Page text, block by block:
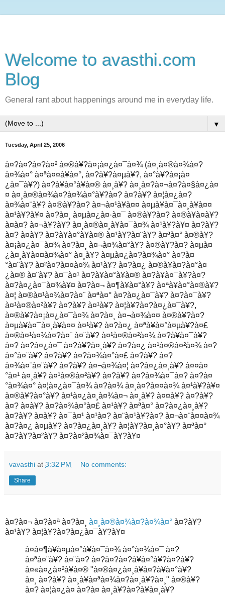
Welcome to avasthi.com
Blog
General rant about happenings around me in everyday life.
▼
Tuesday, April 25, 2006
à¤?à¤?à¤?à¤² à¤®à¥?à¤¡à¤¿à¤¯à¤¾ (à¤¸à¤®à¤¾à¤?
à¤¾à¤° à¤ªà¤¤à¥à¤°, à¤?à¥?à¤µà¥?, à¤°à¥?à¤¡à¤
¿à¤¯à¥?) à¤?à¥à¤°à¥à¤® à¤¸à¥? à¤¸à¤?à¤¬à¤?à¤§à¤¿à¤
¤ à¤¸à¤®à¤¾à¤?à¤¾à¤°à¥?à¤? à¤?à¥? à¤¦à¤¿à¤?
à¤¾à¤¨à¥? à¤®à¥?à¤? à¤¬à¤¹à¥à¤¤ à¤µà¥à¤¯à¤¸à¥à¤¤
à¤¹à¥?à¥¤ à¤?à¤¸ à¤µà¤¿à¤·à¤¯ à¤®à¥?à¤? à¤®à¥à¤à¥?
à¤à¤? à¤¬à¥?à¥? à¤¸à¤®à¤¸à¥à¤¯à¤¾ à¤¹à¥?à¥¤ à¤?à¥?
à¤? à¤­à¥? à¤?à¥à¤°à¥à¤® à¤¹à¥?à¤¨à¥? à¤ªà¤° à¤®à¥?
à¤¡à¤¿à¤¯à¤¾ à¤?à¤¸ à¤¬à¤¾à¤°à¥? à¤®à¥?à¤? à¤µà¤
¿à¤¸à¥à¤¤à¤¾à¤° à¤¸à¥? à¤µà¤¿à¤?à¤¾à¤° à¤?à¤
°à¤¨à¥? à¤²à¤?à¤¤à¤¾ à¤¹à¥? à¤?à¤¿ à¤®à¥à¤?à¤°à¤
¿à¤® à¤¨à¥? à¤¯à¤¹ à¤?à¥à¤°à¥à¤® à¤?à¥à¤¯à¥?à¤?
à¤?à¤¿à¤¯à¤¾à¥¤ à¤?à¤¬ à¤¶à¥à¤°à¥? à¤ªà¥à¤°à¤®à¥?
à¤¦ à¤®à¤¹à¤¾à¤?à¤¨ à¤ªà¤° à¤?à¤¿à¤¯à¥? à¤?à¤¯à¥?
à¤¹à¤®à¤²à¥? à¤?à¥? à¤¹à¥? à¤¦à¥?à¤?à¤¿à¤¯à¥?,
à¤®à¥?à¤¡à¤¿à¤¯à¤¾ à¤?à¤¸ à¤¬à¤¾à¤¤ à¤®à¥?à¤?
à¤µà¥à¤¯à¤¸à¥à¤¤ à¤¹à¥? à¤?à¤¿ à¤ªà¥à¤°à¤µà¥?à¤£
à¤®à¤¹à¤¾à¤?à¤¨ à¤¨à¥? à¤¹à¤®à¤²à¤¾ à¤?à¥à¤¯à¥?
à¤? à¤?à¤¿à¤¯ à¤?à¥?à¤¸à¥? à¤?à¤¿ à¤¹à¤®à¤²à¤¾ à¤?
à¤°à¤¨à¥? à¤?à¥? à¤?à¤¾à¤°à¤£ à¤?à¥? à¤?
à¤¾à¤¨à¤¨à¥? à¤?à¥? à¤¬à¤¾à¤¦ à¤?à¤¿à¤¸à¥? à¤¤à¤
°à¤¹ à¤¸à¥? à¤¹à¤®à¤²à¥? à¤?à¥? à¤?à¤¾à¤¯à¤? à¤?à¤
°à¤¾à¤° à¤¦à¤¿à¤¯à¤¾ à¤?à¤¾ à¤¸à¤?à¤¤à¤¾ à¤¹à¥?à¥¤
à¤®à¥?à¤°à¥? à¤¹à¤¿à¤¸à¤¾à¤¬ à¤¸à¥? à¤¤à¥? à¤?à¥?
à¤? à¤­à¥? à¤?à¤¾à¤°à¤£ à¤¹à¥? à¤ªà¤° à¤?à¤¿à¤¸à¥?
à¤?à¥? à¤­à¥? à¤¯à¤¹ à¤¹à¤? à¤¨à¤¹à¥?à¤? à¤¬à¤¨à¤¤à¤¾
à¤?à¤¿ à¤µà¥? à¤?à¤¿à¤¸à¥? à¤¦à¥?à¤¸à¤°à¥? à¤ªà¤°
à¤?à¥?à¤²à¥? à¤?à¤²à¤¾à¤¯à¥?à¥¤
vavasthi at 3:32 PM No comments:
Share
à¤?à¤¬ à¤?à¤ª à¤?à¤¸ à¤¸à¤®à¤¾à¤?à¤¾à¤° à¤?à¥?
à¤¹à¥? à¤¦à¥?à¤?à¤¿à¤¯à¥?à¥¤
à¤à¤¶à¥à¤µà¤°à¥à¤¯à¤¾ à¤°à¤¾à¤¯ à¤?
à¤ªà¤¨à¥? à¤¨à¤? à¤?à¤?à¤?à¥à¤°à¥?à¤?à¥?
à¤«à¤¿à¤²à¥à¤® "à¤®à¤¿à¤¸à¥à¤?à¥à¤°à¥?
à¤¸ à¤?à¥? à¤¸à¥à¤ªà¤¾à¤?à¤¸à¥?à¤¸" à¤®à¥?
à¤? à¤¦à¤¿à¤ à¤?à¤ à¤¸à¥?à¤?à¥à¤¸à¥?